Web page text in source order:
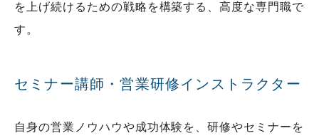
を上げ続けるための戦略を構築する、高度な専門職で
す。
セミナー講師・営業研修インストラクター
自身の営業ノウハウや成功体験を、研修やセミナーを